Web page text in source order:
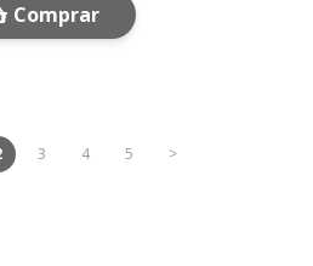
Comprar
3 4 5 >